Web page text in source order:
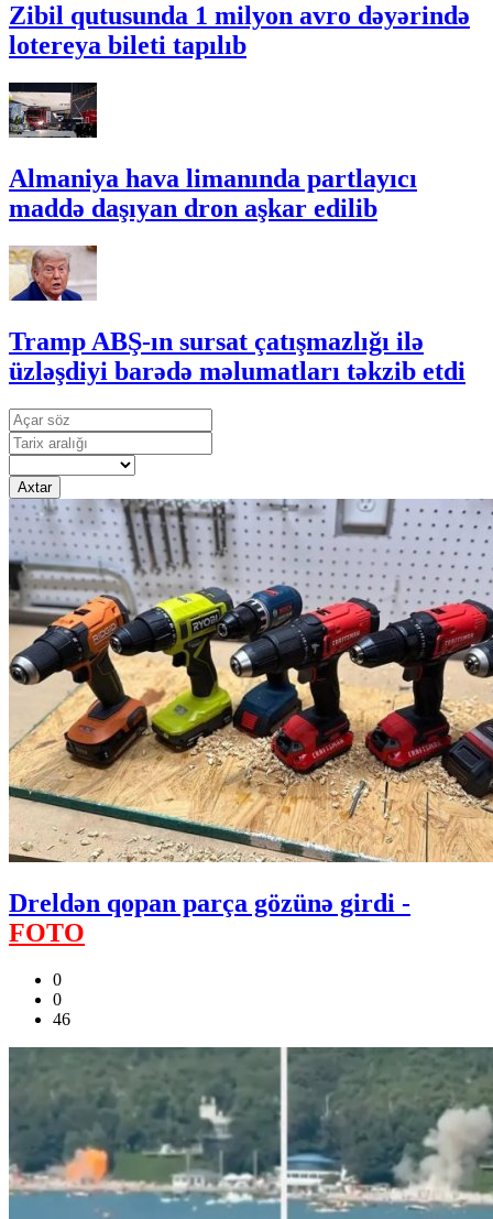
Zibil qutusunda 1 milyon avro dəyərində
lotereya bileti tapılıb
Almaniya hava limanında partlayıcı
maddə daşıyan dron aşkar edilib
Tramp ABŞ-ın sursat çatışmazlığı ilə
üzləşdiyi barədə məlumatları təkzib etdi
Axtar
Dreldən qopan parça gözünə girdi -
FOTO
0
0
46